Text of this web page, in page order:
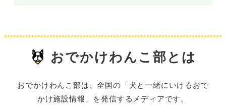
おでかけわんこ部とは
おでかけわんこ部は、全国の「犬と一緒にいけるおで
かけ施設情報」を発信するメディアです。